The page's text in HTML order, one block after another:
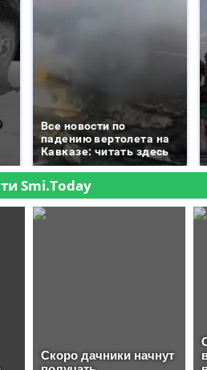
Все новости по
падению вертолета на
Кавказе: читать здесь